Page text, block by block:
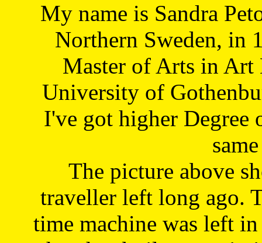
My name is Sandra
Northern Sweden, in
Master of Arts in Art
University of
I've got higher Degree
The picture above
traveller left long ago.
time machine was left